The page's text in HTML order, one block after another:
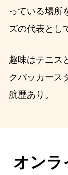
っている場所
ズの代表とし
趣味はテニス
クパッカース
航歴あり。
オンラ